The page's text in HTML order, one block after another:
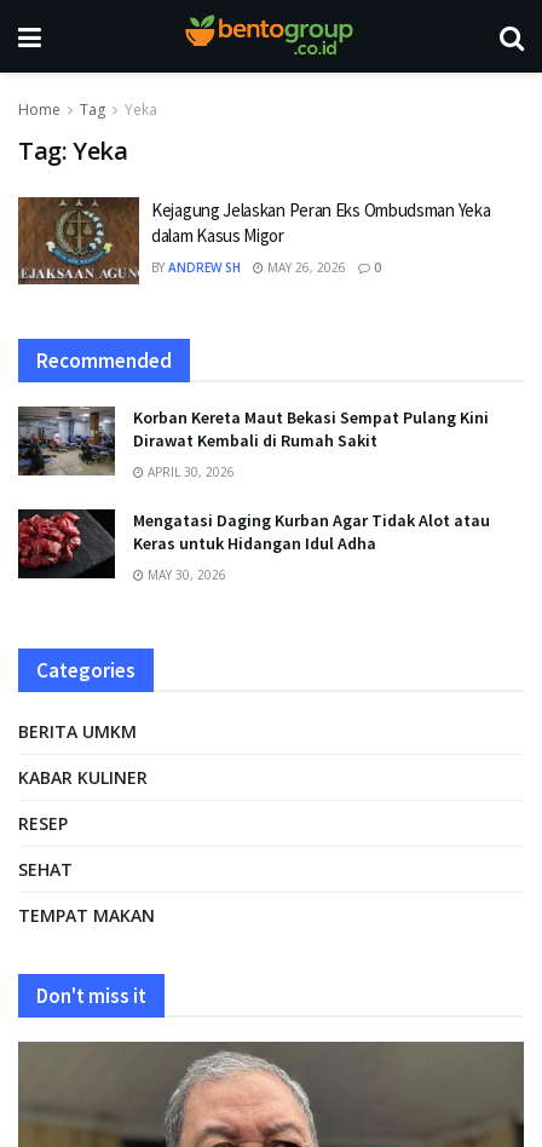
Home Tag Yeka
Tag:Yeka
Kejagung Jelaskan Peran Eks Ombudsman Yeka
dalam Kasus Migor
BY ANDREW SH MAY 26, 2026 0
Recommended
Korban Kereta Maut Bekasi Sempat Pulang Kini
Dirawat Kembali di Rumah Sakit
APRIL 30, 2026
Mengatasi Daging Kurban Agar Tidak Alot atau
Keras untuk Hidangan Idul Adha
MAY 30, 2026
Categories
BERITA UMKM
KABAR KULINER
RESEP
SEHAT
TEMPAT MAKAN
Don't miss it